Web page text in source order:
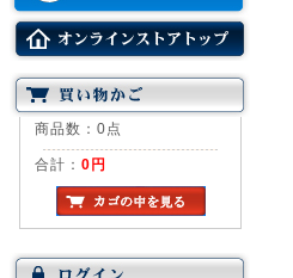
商品数：0点
合計： 0円